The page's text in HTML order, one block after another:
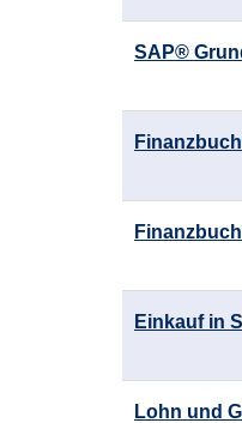
SAP®
Einkauf in
Lohn und